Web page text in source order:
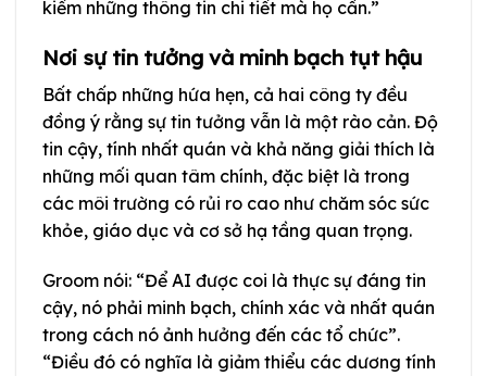
kiếm những thông tin chi tiết mà họ cần.”
Nơi sự tin tưởng và minh bạch tụt hậu
Bất chấp những hứa hẹn, cả hai công ty đều
đồng ý rằng sự tin tưởng vẫn là một rào cản. Độ
tin cậy, tính nhất quán và khả năng giải thích là
những mối quan tâm chính, đặc biệt là trong
các môi trường có rủi ro cao như chăm sóc sức
khỏe, giáo dục và cơ sở hạ tầng quan trọng.
Groom nói: “Để AI được coi là thực sự đáng tin
cậy, nó phải minh bạch, chính xác và nhất quán
trong cách nó ảnh hưởng đến các tổ chức”.
“Điều đó có nghĩa là giảm thiểu các dương tính